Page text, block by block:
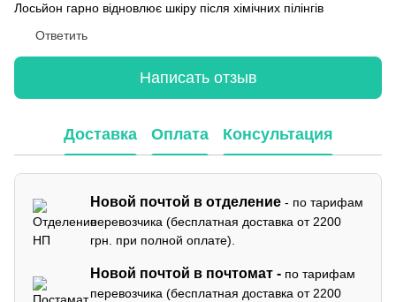
Лосьйон гарно відновлює шкіру після хімічних пілінгів
Ответить
Написать отзыв
Доставка Оплата Консультация
Новой почтой в отделение - по тарифам
перевозчика (бесплатная доставка от 2200
грн. при полной оплате).
Новой почтой в почтомат - по тарифам
перевозчика (бесплатная доставка от 2200